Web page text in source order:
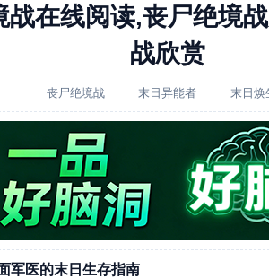
战在线阅读,丧尸绝境
战欣赏
丧尸绝境战 末日异能者 末日焕
军医的末日生存指南